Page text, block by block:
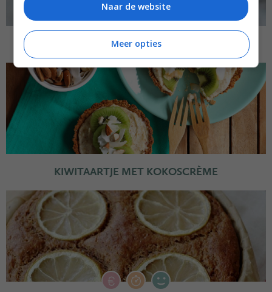
POMPOENBROWNIES
KIWITAARTJE MET KOKOSCRÈME
Naar de website
Meer opties